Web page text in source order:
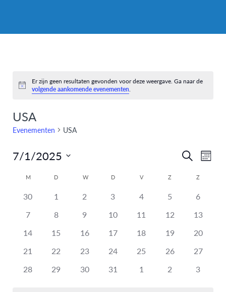
Bericht
Er zijn geen resultaten gevonden voor deze weergave. Ga naar de
volgende aankomende evenementen.
USA
Evenementen USA
Zoeken
ZoekenMaand
7/1/2025
datum.
Kalender
van
Evenementen
M D W D V Z Z
heeft
evenementen,
30
heeft
evenementen,
1
heeft
evenementen,
2
heeft
evenementen,
3
heeft
evenementen,
4
heeft
evenementen,
5
heeft
6
heeft
evenementen,
7
heeft
evenementen,
8
heeft
evenementen,
9
heeft
evenementen,
10
heeft
evenementen,
11
heeft
evenementen,
12
heeft
13
heeft
evenementen,
14
heeft
evenementen,
15
heeft
evenementen,
16
heeft
evenementen,
17
heeft
evenementen,
18
heeft
evenementen,
19
heeft
20
heeft
evenementen,
21
heeft
evenementen,
22
heeft
evenementen,
23
heeft
evenementen,
24
heeft
evenementen,
25
heeft
evenementen,
26
heeft
27
heeft
28
heeft
29
heeft
30
heeft
31
heeft
1
heeft
2
heeft
3